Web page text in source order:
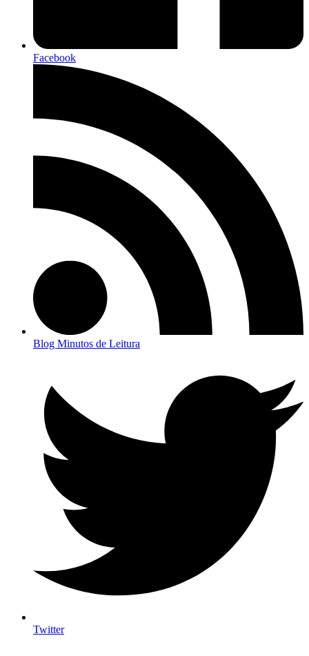
Facebook
Blog Minutos de Leitura
Twitter